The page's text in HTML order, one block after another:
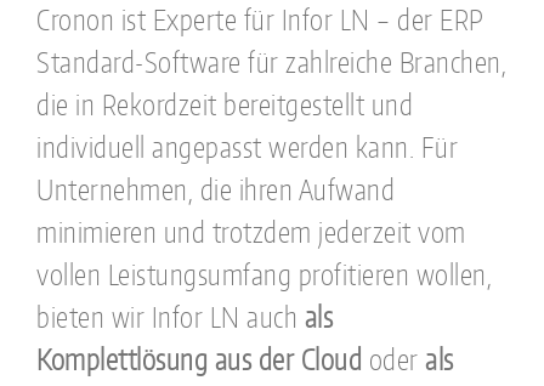
Cronon ist Experte für Infor LN – der ERP
Standard-Software für zahlreiche Branchen,
die in Rekordzeit bereitgestellt und
individuell angepasst werden kann. Für
Unternehmen, die ihren Aufwand
minimieren und trotzdem jederzeit vom
vollen Leistungsumfang profitieren wollen,
bieten wir Infor LN auch als
Komplettlösung aus der Cloud oder als